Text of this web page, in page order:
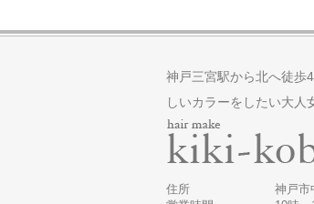
神戸三宮駅から北へ徒歩
しいカラーをしたい大人
住所
神戸